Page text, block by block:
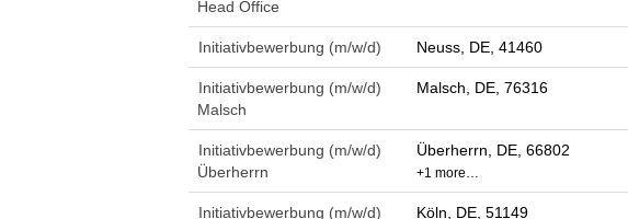
Head Office
Initiativbewerbung (m/w/d) Neuss, DE, 41460
Initiativbewerbung (m/w/d)
Malsch
Malsch, DE, 76316
Initiativbewerbung (m/w/d)
Überherrn
Überherrn, DE, 66802
+1 more…
Initiativbewerbung (m/w/d) Köln, DE, 51149